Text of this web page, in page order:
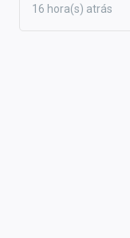
16 hora(s) atrás